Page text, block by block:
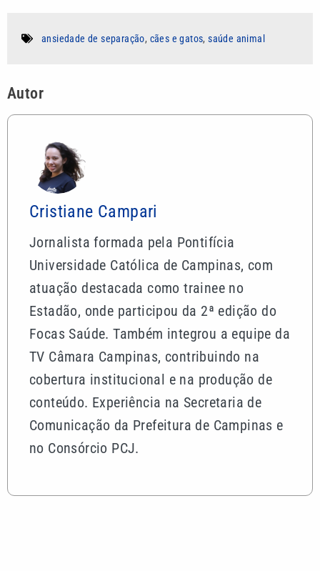
ansiedade de separação, cães e gatos,saúde animal
Autor
Cristiane Campari
Jornalista formada pela Pontifícia
Universidade Católica de Campinas, com
atuação destacada como trainee no
Estadão, onde participou da 2ª edição do
Focas Saúde. Também integrou a equipe da
TV Câmara Campinas, contribuindo na
cobertura institucional e na produção de
conteúdo. Experiência na Secretaria de
Comunicação da Prefeitura de Campinas e
no Consórcio PCJ.